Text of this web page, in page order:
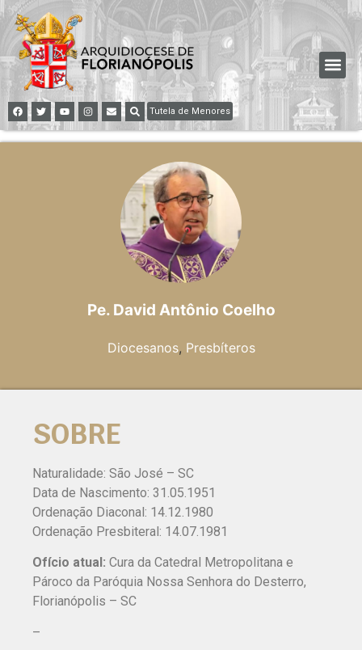
Tutela de Menores
Pe. David Antônio Coelho
Diocesanos, Presbíteros
SOBRE
Naturalidade: São José – SC
Data de Nascimento: 31.05.1951
Ordenação Diaconal: 14.12.1980
Ordenação Presbiteral: 14.07.1981
Ofício atual: Cura da Catedral Metropolitana e
Pároco da Paróquia Nossa Senhora do Desterro,
Florianópolis – SC
–